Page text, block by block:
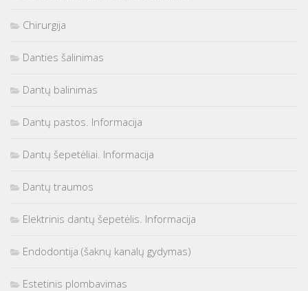
Chirurgija
Danties šalinimas
Dantų balinimas
Dantų pastos. Informacija
Dantų šepetėliai. Informacija
Dantų traumos
Elektrinis dantų šepetėlis. Informacija
Endodontija (šaknų kanalų gydymas)
Estetinis plombavimas